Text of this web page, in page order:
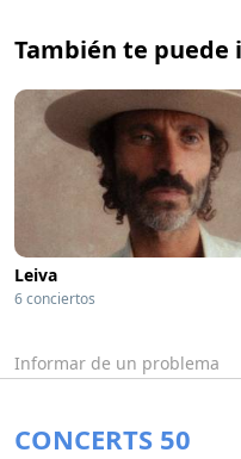
También te puede
Leiva
6 conciertos
Informar de un problema
CONCERTS 50